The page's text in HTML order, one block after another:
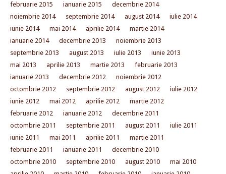
februarie 2015
ianuarie 2015
decembrie 2014
noiembrie 2014
septembrie 2014 august 2014
iulie 2014
iunie 2014
mai 2014 aprilie 2014
martie 2014
ianuarie 2014
decembrie 2013
noiembrie 2013
septembrie 2013
august 2013 iulie 2013
iunie 2013
mai 2013
aprilie 2013 martie 2013
februarie 2013
ianuarie 2013
decembrie 2012
noiembrie 2012
octombrie 2012
septembrie 2012 august 2012
iulie 2012
iunie 2012
mai 2012 aprilie 2012
martie 2012
februarie 2012
ianuarie 2012
decembrie 2011
octombrie 2011
septembrie 2011 august 2011
iulie 2011
iunie 2011
mai 2011 aprilie 2011
martie 2011
februarie 2011
ianuarie 2011
decembrie 2010
octombrie 2010
septembrie 2010 august 2010
mai 2010